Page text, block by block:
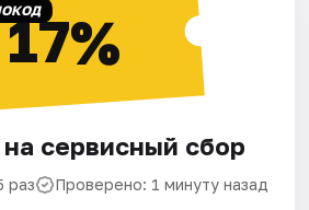
17%
сервисный сбор
раз Проверено: 1 минуту назад